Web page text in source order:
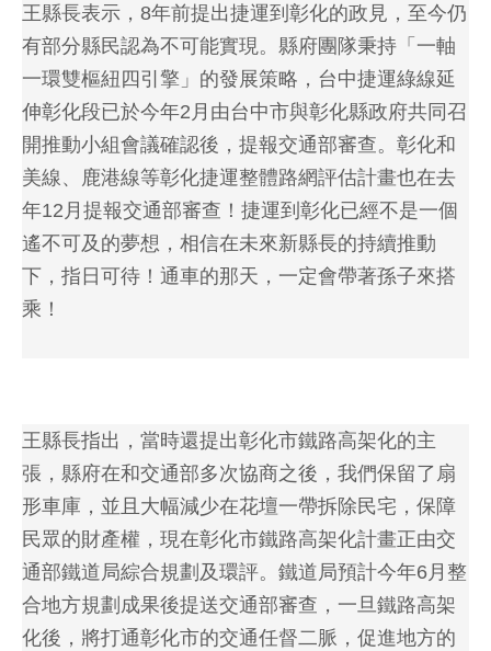
王縣長表示，8年前提出捷運到彰化的政見，至今仍
有部分縣民認為不可能實現。縣府團隊秉持「一軸
一環雙樞紐四引擎」的發展策略，台中捷運綠線延
伸彰化段已於今年2月由台中市與彰化縣政府共同召
開推動小組會議確認後，提報交通部審查。彰化和
美線、鹿港線等彰化捷運整體路網評估計畫也在去
年12月提報交通部審查！捷運到彰化已經不是一個
遙不可及的夢想，相信在未來新縣長的持續推動
下，指日可待！通車的那天，一定會帶著孫子來搭
乘！
王縣長指出，當時還提出彰化市鐵路高架化的主
張，縣府在和交通部多次協商之後，我們保留了扇
形車庫，並且大幅減少在花壇一帶拆除民宅，保障
民眾的財產權，現在彰化市鐵路高架化計畫正由交
通部鐵道局綜合規劃及環評。鐵道局預計今年6月整
合地方規劃成果後提送交通部審查，一旦鐵路高架
化後，將打通彰化市的交通任督二脈，促進地方的